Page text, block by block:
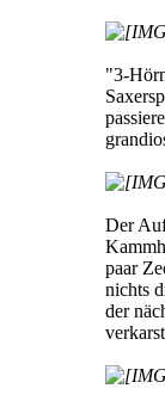
"3-
Der
paar
nichts
der